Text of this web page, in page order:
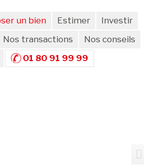
un bien Estimer
Investir
Nos transactions
Nos conseils
01 80 91 99 99